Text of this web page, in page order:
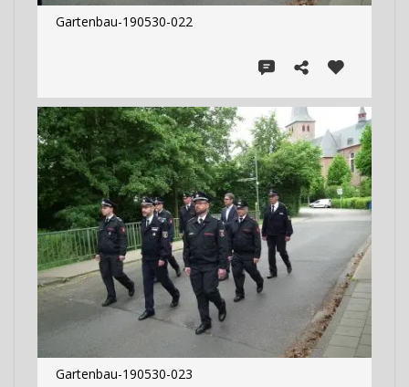
Gartenbau-190530-022
Gartenbau-190530-023